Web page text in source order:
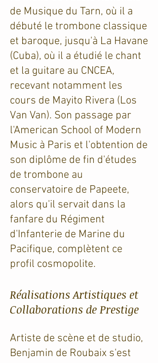
de Musique du Tarn, où il a
débuté le trombone classique
et baroque, jusqu'à La Havane
(Cuba), où il a étudié le chant
et la guitare au CNCEA,
recevant notamment les
cours de Mayito Rivera (Los
Van Van). Son passage par
l'American School of Modern
Music à Paris et l'obtention de
son diplôme de fin d'études
de trombone au
conservatoire de Papeete,
alors qu'il servait dans la
fanfare du Régiment
d'Infanterie de Marine du
Pacifique, complètent ce
profil cosmopolite.
Réalisations Artistiques et
Collaborations de Prestige
Artiste de scène et de studio,
Benjamin de Roubaix s'est